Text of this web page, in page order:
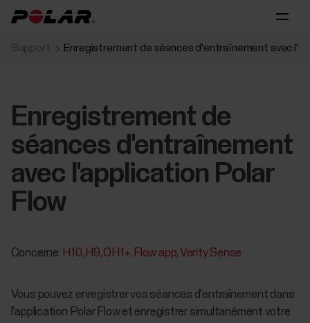
Support Enregistrement de séances d'entraînement avec
Enregistrement de
séances d'entraînement
avec l'application Polar
Flow
Concerne: H10 H9 OH1+ Flow app Verity Sense
Vous pouvez enregistrer vos séances d'entraînement dans
l'application Polar Flow et enregistrer simultanément votre